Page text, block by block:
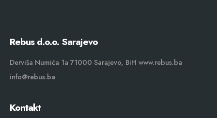
Rebus d.o.o. Sarajevo
Derviša Numića 1a 71000 Sarajevo, BiH www.rebus.ba
info@rebus.ba
Kontakt